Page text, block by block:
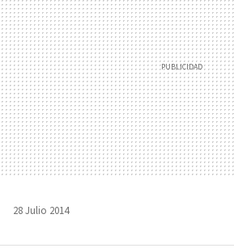
28 Julio 2014